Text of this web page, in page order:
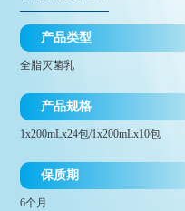
产品类型
全脂灭菌乳
产品规格
1x200mLx24包/1x200mLx10包
保质期
6个月